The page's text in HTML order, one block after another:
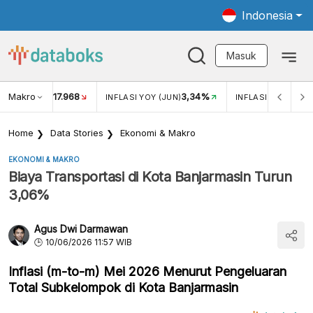
Indonesia
Masuk
Makro
USD/IDR17.968 INFLASI YOY (JUN)3,34% INFLASI MOM
Home Data Stories Ekonomi & Makro
EKONOMI & MAKRO
Biaya Transportasi di Kota Banjarmasin Turun
3,06%
Agus Dwi Darmawan
10/06/2026 11:57 WIB
Inflasi (m-to-m) Mei 2026 Menurut Pengeluaran
Total Subkelompok di Kota Banjarmasin